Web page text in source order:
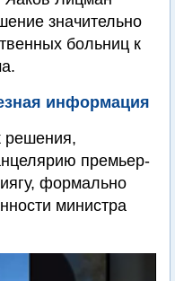
значительно
больниц к
информация
решения,
премьер-
формально
министра